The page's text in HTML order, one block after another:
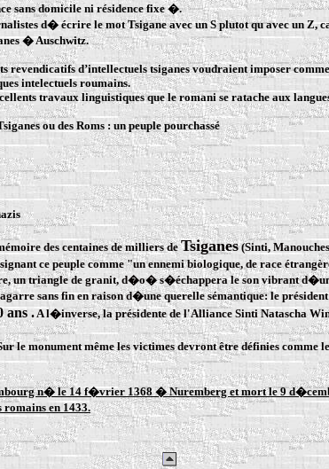
sans domicile ni résidence fixe �.
d� écrire le mot Tsigane avec unSplutot qu avec un Z,
� Auschwitz.
revendicatifs d’intellectuels tsiganes voudraient imposer
intelectuels roumains.
travaux linguistiques que le romani se ratache aux
ou des Roms : un peuple pourchassé
des centaines de milliers deTsiganes(Sinti,
ce peuple comme "un ennemi biologique, de race
un triangle de granit, d�o� s�échappera le son vibrant
sans fin en raison d�une querelle sémantique: le
ans . A l�inverse, la présidente de l'Alliance Sinti Natascha
le monument même les victimes devront être définies comme
n� le 14 f�vrier 1368 � Nuremberg et mort le 9
en 1433.